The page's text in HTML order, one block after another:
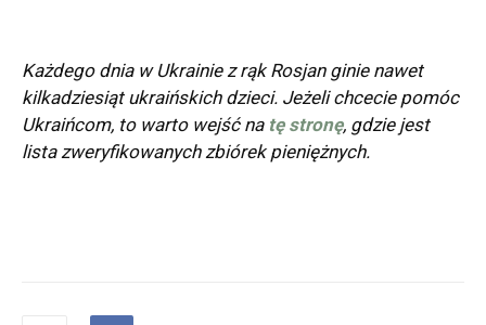
Każdego dnia w Ukrainie z rąk Rosjan ginie nawet
kilkadziesiąt ukraińskich dzieci. Jeżeli chcecie pomóc
Ukraińcom, to warto wejść na tę stronę, gdzie jest
lista zweryfikowanych zbiórek pieniężnych.